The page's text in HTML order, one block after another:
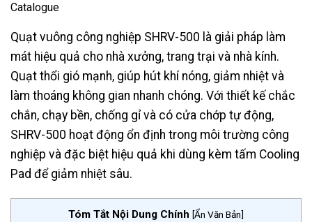
Catalogue
Quạt vuông công nghiệp SHRV-500 là giải pháp làm
mát hiệu quả cho nhà xưởng, trang trại và nhà kính.
Quạt thổi gió mạnh, giúp hút khí nóng, giảm nhiệt và
làm thoáng không gian nhanh chóng. Với thiết kế chắc
chắn, chạy bền, chống gỉ và có cửa chớp tự động,
SHRV-500 hoạt động ổn định trong môi trường công
nghiệp và đặc biệt hiệu quả khi dùng kèm tấm Cooling
Pad để giảm nhiệt sâu.
Tóm Tắt Nội Dung Chính [Ẩn Văn Bản]